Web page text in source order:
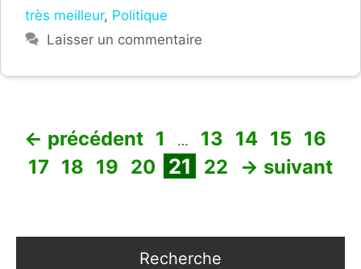
très meilleur, Politique
Laisser un commentaire
← précédent Page
1 … Page
13 Page
14 Page
15 Page
16
Page
17 Page
18 Page
19 Page
20 Page
21 Page
22 → suivant
Recherche